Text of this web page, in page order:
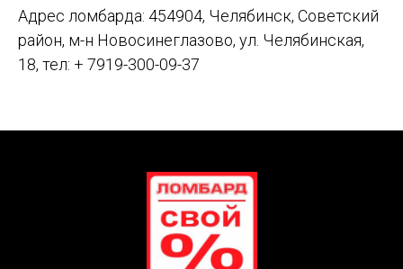
Адрес ломбарда: 454904, Челябинск, Советский
район, м-н Новосинеглазово, ул. Челябинская,
18, тел: + 7919-300-09-37